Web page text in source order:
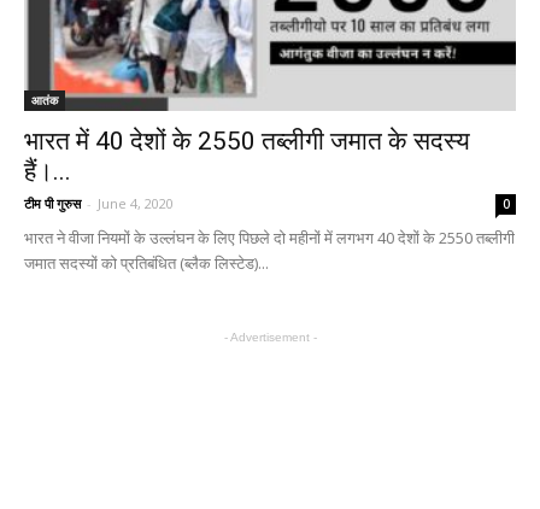
आतंक
भारत में 40 देशों के 2550 तब्लीगी जमात के सदस्य
हैं।...
टीम पी गुरुस - June 4, 2020 0
भारत ने वीजा नियमों के उल्लंघन के लिए पिछले दो महीनों में लगभग 40 देशों के 2550 तब्लीगी
जमात सदस्यों को प्रतिबंधित (ब्लैक लिस्टेड)...
- Advertisement -